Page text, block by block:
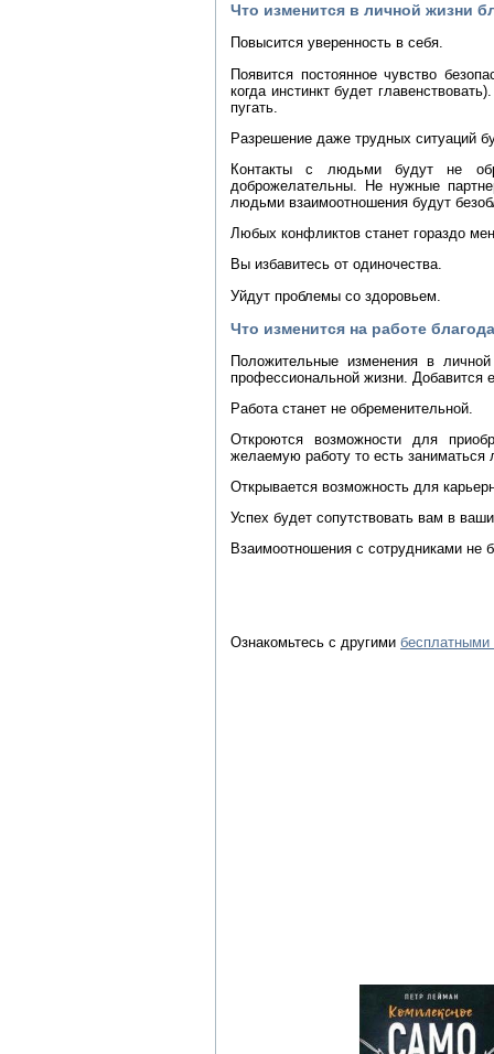
Что изменится в личной жизни
Повысится уверенность в себя.
Появится постоянное чувство
когда инстинкт будет
пугать.
Разрешение даже трудных ситуаций
Контакты с людьми будут не
доброжелательны. Не нужные
людьми взаимоотношения будут
Любых конфликтов станет гораздо
Вы избавитесь от одиночества.
Уйдут проблемы со здоровьем.
Что изменится на работе
Положительные изменения в
профессиональной жизни. Добавится
Работа станет не обременительной.
Откроются возможности для
желаемую работу то есть
Открывается возможность для
Успех будет сопутствовать вам в
Взаимоотношения с сотрудниками не
Ознакомьтесь с другими бесплатными